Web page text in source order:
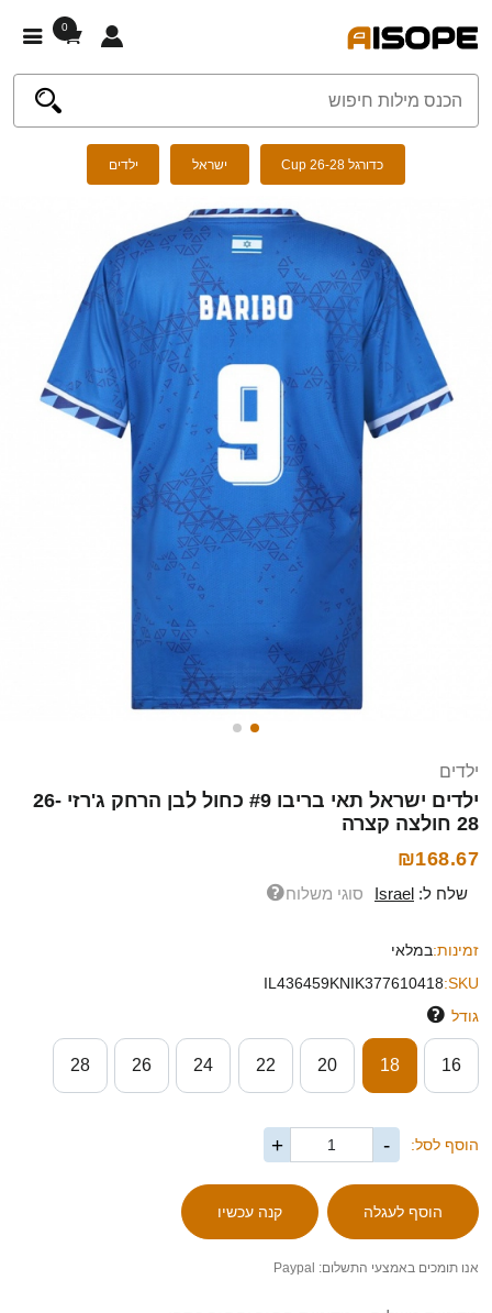
0
כדורגל Cup 26-28 ישראל ילדים
ילדים
ילדים ישראל תאי בריבו #9 כחול לבן הרחק ג'רזי 26-
28 חולצה קצרה
₪168.67
שלח ל: Israel סוגי משלוח
זמינות:במלאי
SKU:
IL436459KNIK377610418
גודל
16
18
20
22
24
26
28
הוסף לסל: -
+
אנו תומכים באמצעי התשלום: Paypal